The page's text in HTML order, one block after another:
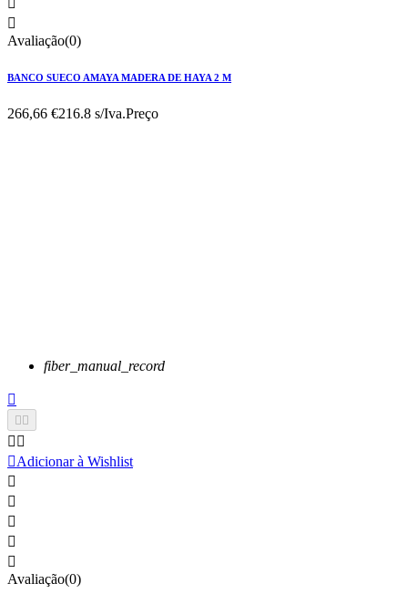

Avaliação(0)
BANCO SUECO AMAYA MADERA DE HAYA 2 M
266,66 €216.8 s/Iva.Preço
fiber_manual_record

 
 
Adicionar à Wishlist





Avaliação(0)